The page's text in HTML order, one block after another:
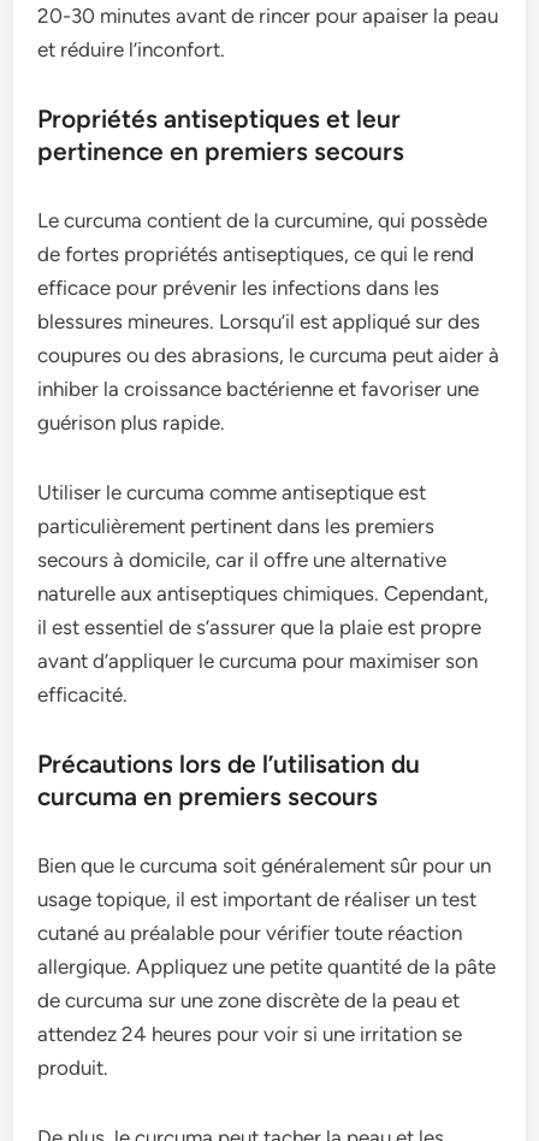
20-30 minutes avant de rincer pour apaiser la peau
et réduire l’inconfort.
Propriétés antiseptiques et leur
pertinence en premiers secours
Le curcuma contient de la curcumine, qui possède
de fortes propriétés antiseptiques, ce qui le rend
efficace pour prévenir les infections dans les
blessures mineures. Lorsqu’il est appliqué sur des
coupures ou des abrasions, le curcuma peut aider à
inhiber la croissance bactérienne et favoriser une
guérison plus rapide.
Utiliser le curcuma comme antiseptique est
particulièrement pertinent dans les premiers
secours à domicile, car il offre une alternative
naturelle aux antiseptiques chimiques. Cependant,
il est essentiel de s’assurer que la plaie est propre
avant d’appliquer le curcuma pour maximiser son
efficacité.
Précautions lors de l’utilisation du
curcuma en premiers secours
Bien que le curcuma soit généralement sûr pour un
usage topique, il est important de réaliser un test
cutané au préalable pour vérifier toute réaction
allergique. Appliquez une petite quantité de la pâte
de curcuma sur une zone discrète de la peau et
attendez 24 heures pour voir si une irritation se
produit.